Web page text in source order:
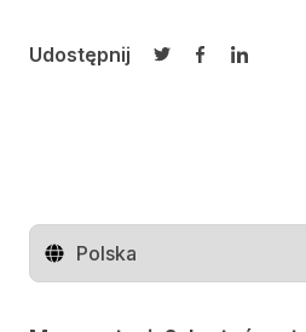
Udostępnij
Udostępnij na
Udostępnij
Zmień region